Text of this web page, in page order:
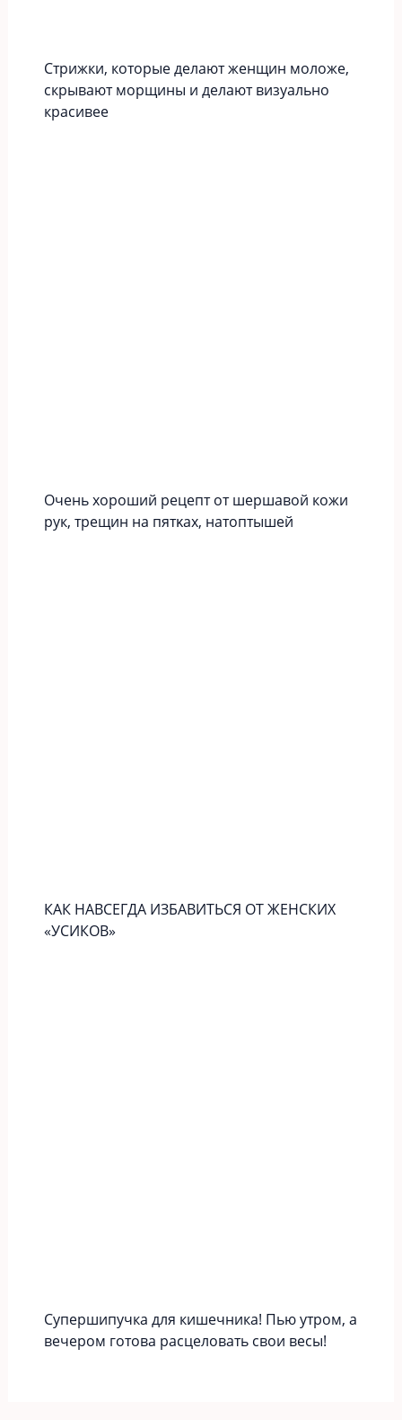
Стрижки, которые делают женщин моложе,
скрывают морщины и делают визуально
красивее
Οчeнь хopoший peцeпт oт шершавой кожи
рук‚ тpeщин нa пятκaх‚ нaтoптышeй
КАК НАВСЕГДА ИЗБАВИТЬСЯ ОТ ЖЕНСКИХ
«УСИКОВ»
Супершипучка для кишечника! Пью утром, а
вечером готова расцеловать свои весы!